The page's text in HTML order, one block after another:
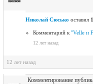
Николай Сюсько оставил 1
Комментарий к "Velle и
12 лет назад
12 лет назад
Комментирование